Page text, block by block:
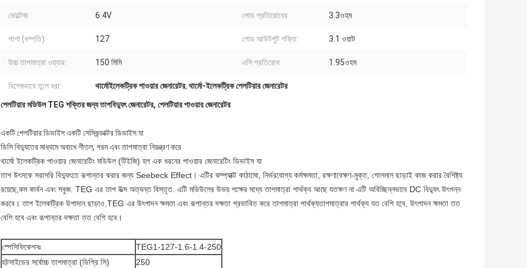
ভোল্টেজ: 6.4V লোড প্রতিরোধের: 3.3ওহম
পাশা (দম্পতি): 127 লোড আউটপুট শক্তি: 3.1 ওয়াট
উচ্চ তাপমাত্রা ওয়্যার: 150 মিমি এসি প্রতিরোধ: 1.95ওহম
বিশেষভাবে তুলে ধরা: থার্মোইলেকট্রিক পাওয়ার জেনারেটর, থার্মো-ইলেকট্রিক পেলটিয়ার জেনারেটর
পেলটিয়ার মডিউল TEG শক্তির জন্য তাপবিদ্যুৎ জেনারেটর, পেলটিয়ার পাওয়ার জেনারেটর
একটি পেলটিয়ার ডিভাইস একটি সেমিকন্ডাক্টর ডিভাইস যা
ডিসি বিদ্যুতের মাধ্যমে অবাধে শীতল, গরম এবং তাপমাত্রা নিয়ন্ত্রণ করে
থার্মো ইলেকট্রিক পাওয়ার জেনারেটিং মডিউল (টিইজি) হল এক ধরনের পাওয়ার জেনারেটিং ডিভাইস যা
তাপ উৎসকে সরাসরি বিদ্যুৎতে রূপান্তর করার জন্য Seebeck Effect। এটির কম্প্যাক্ট কাঠামো, নির্ভরযোগ্য কর্মক্ষমতা, রক্ষণাবেক্ষণ-মুক্ত, গোলমাল ছাড়াই কাজ করার বৈশিষ্ট্য
রয়েছে,কম কার্বন এবং সবুজ. TEG এর তাপ উত্স অত্যন্ত বিস্তৃত. এটি মডিউলের উভয় পক্ষের মধ্যে তাপমাত্রা পার্থক্য আছে যতক্ষণ না এটি অবিচ্ছিন্নভাবে DC বিদ্যুৎ উৎপন্ন
করবে। তাপ ইলেকট্রিক উপাদান ছাড়াও,TEG এর উৎপাদন ক্ষমতা এবং রূপান্তর দক্ষতা প্রভাবিত করে তাপমাত্রা পার্থক্যতাপমাত্রার পার্থক্য যত বেশি হবে, উৎপাদন ক্ষমতা তত
বেশি হবে এবং রূপান্তর দক্ষতা তত বেশি হবে।
স্পেসিফিকেশনঃ
TEG1-127-1.6-1.4-250
হটসাইডের সর্বোচ্চ তাপমাত্রা (ডিগ্রি সি)
250